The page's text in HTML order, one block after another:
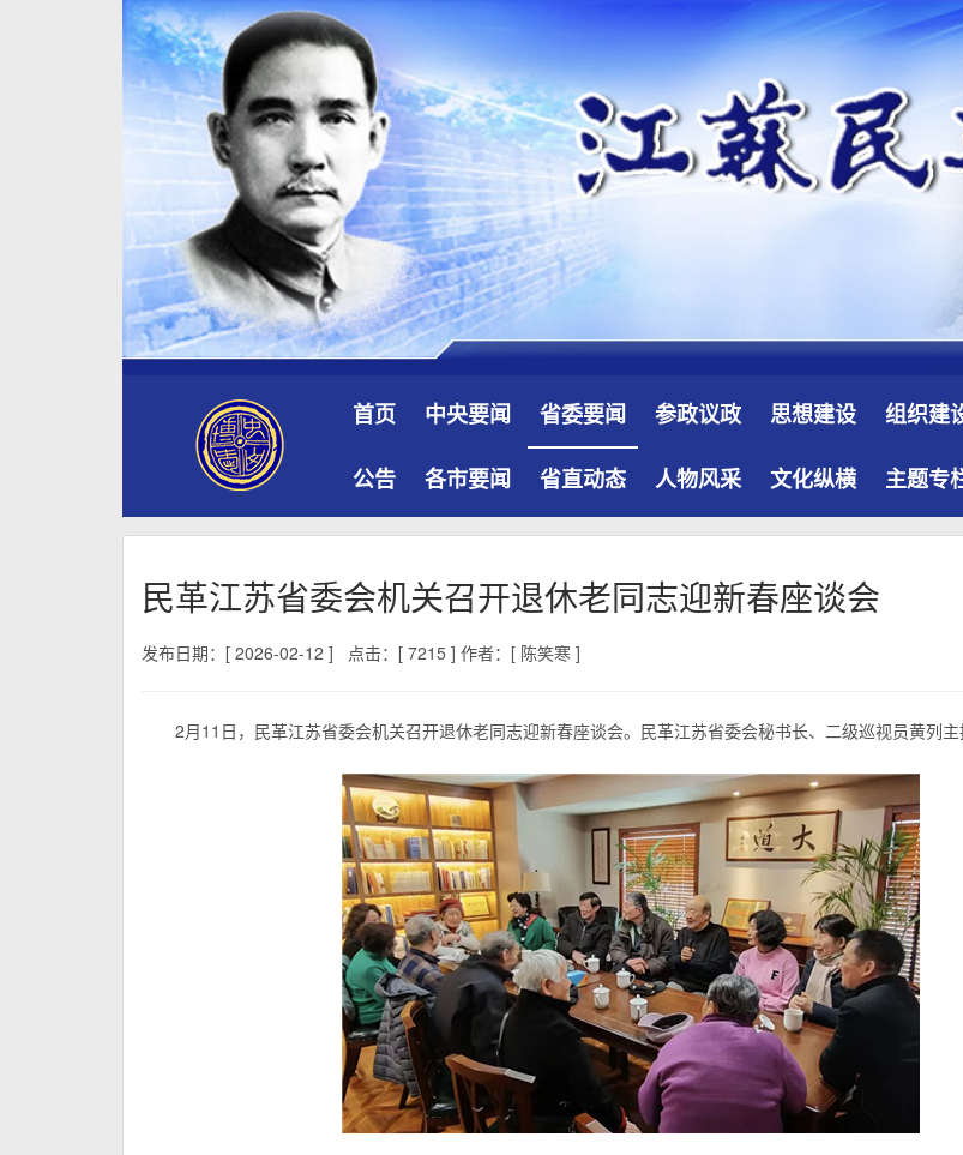
首页 中央要闻 省委要闻 参政议政 思想建设 组织建
公告 各市要闻 省直动态 人物风采 文化纵横 主题专
民革江苏省委会机关召开退休老同志迎新春座谈会
发布日期：[ 2026-02-12 ] 点击：[ 7215 ] 作者：[ 陈笑寒 ]
2月11日，民革江苏省委会机关召开退休老同志迎新春座谈会。民革江苏省委会秘书长、二级巡视员黄列主